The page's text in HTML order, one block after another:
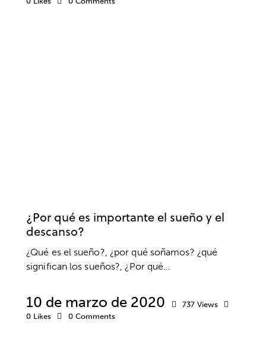
¿Por qué es importante el sueño y el
descanso?
¿Qué es el sueño?, ¿por qué soñamos? ¿qué
significan los sueños?, ¿Por qué…
10 de marzo de 2020 737 Views
0 Likes 0 Comments